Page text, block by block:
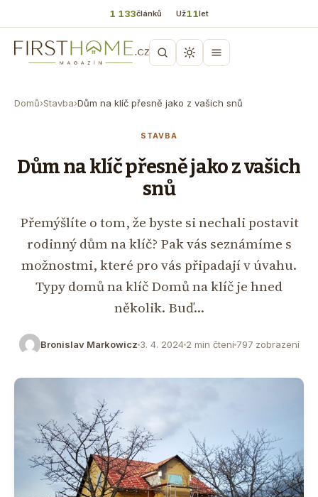
1 133článků Už11let
Domů›Stavba›Dům na klíč přesně jako z vašich snů
STAVBA
Dům na klíč přesně jako z vašich
snů
Přemýšlíte o tom, že byste si nechali postavit
rodinný dům na klíč? Pak vás seznámíme s
možnostmi, které pro vás připadají v úvahu.
Typy domů na klíč Domů na klíč je hned
několik. Buď…
Bronislav Markowicz 3. 4. 20242 min čtení797 zobrazení